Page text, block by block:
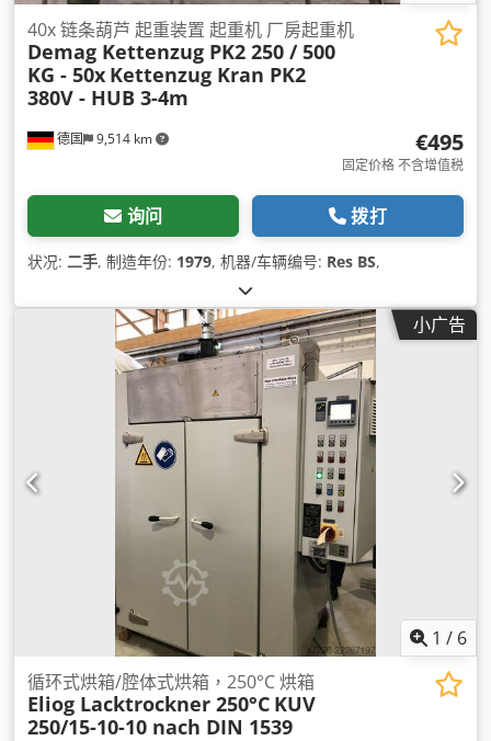
德国 9,514 km
40x 链条葫芦 起重装置 起重机 厂房起重机
Demag Kettenzug PK2 250 / 500
KG - 50x Kettenzug Kran PK2
380V - HUB 3-4m
€495
固定价格 不含增值税
询问 拨打
状况: 二手, 制造年份: 1979, 机器/车辆编号: Res BS,
小广告
1 / 6
循环式烘箱/腔体式烘箱，250°C 烘箱
Eliog Lacktrockner 250°C KUV
250/15-10-10 nach DIN 1539